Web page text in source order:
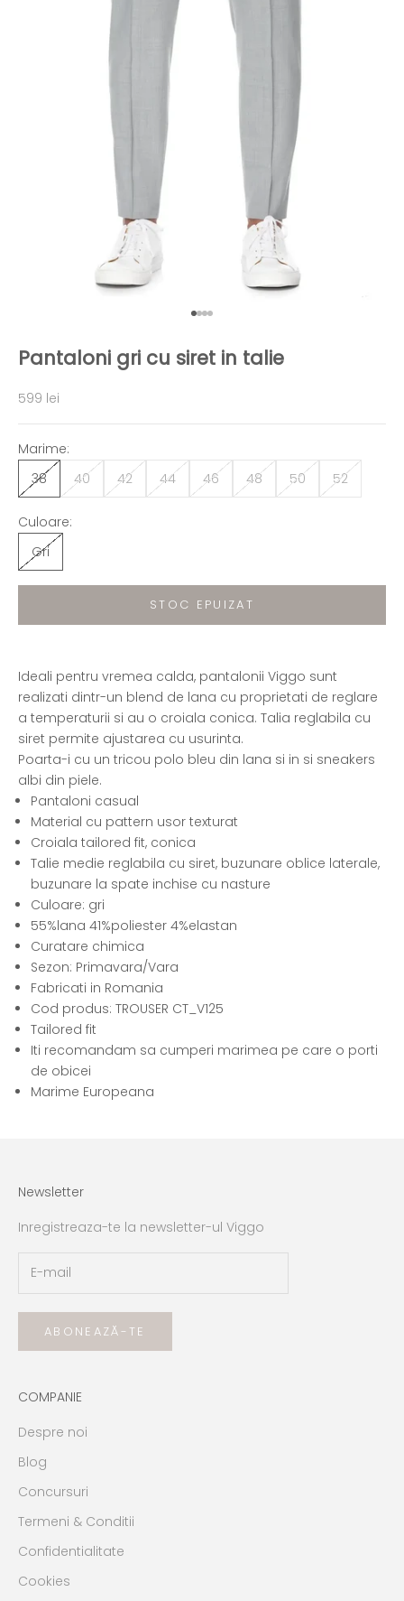
Mergi la articolul 1
Mergi la articolul 2
Mergi la articolul 3
Mergi la articolul 4
Pantaloni gri cu siret in talie
Preț redus
599 lei
Marime:
38
40 42 44 46 48 50 52
Culoare:
Gri
STOC EPUIZAT
Ideali pentru vremea calda, pantalonii Viggo sunt
realizati dintr-un blend de lana cu proprietati de reglare
a temperaturii si au o croiala conica. Talia reglabila cu
siret permite ajustarea cu usurinta.
Poarta-i cu un tricou polo bleu din lana si in si sneakers
albi din piele.
Pantaloni casual
Material cu pattern usor texturat
Croiala tailored fit, conica
Talie medie reglabila cu siret, buzunare oblice laterale,
buzunare la spate inchise cu nasture
Culoare: gri
55%lana 41%poliester 4%elastan
Curatare chimica
Sezon: Primavara/Vara
Fabricati in Romania
Cod produs: TROUSER CT_V125
Tailored fit
Iti recomandam sa cumperi marimea pe care o porti
de obicei
Marime Europeana
Newsletter
Inregistreaza-te la newsletter-ul Viggo
ABONEAZĂ-TE
COMPANIE
Despre noi
Blog
Concursuri
Termeni & Conditii
Confidentialitate
Cookies